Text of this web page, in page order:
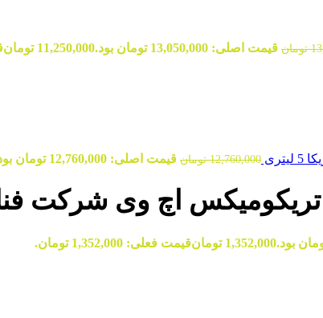
تومان قیمت اصلی: 13,050,000 تومان بود. 11,250,000 تومان
12,760,000 تومان قیمت اصلی: 12,760,000 تومان بود.
اچ وی شرکت
1,352,000 تومانقیمت فعلی: 1,352,000 تومان.